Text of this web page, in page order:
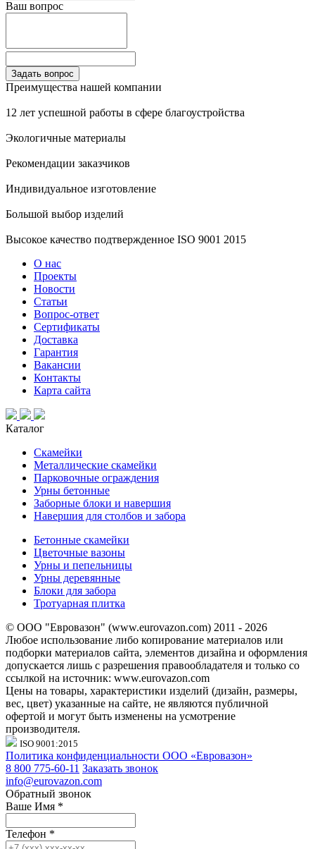
Ваш вопрос
Преимущества нашей компании
12 лет успешной работы в сфере благоустройства
Экологичные материалы
Рекомендации заказчиков
Индивидуальное изготовление
Большой выбор изделий
Высокое качество подтвержденное ISO 9001 2015
О нас
Проекты
Новости
Статьи
Вопрос-ответ
Сертификаты
Доставка
Гарантия
Вакансии
Контакты
Карта сайта
Каталог
Скамейки
Металлические скамейки
Парковочные ограждения
Урны бетонные
Заборные блоки и навершия
Навершия для столбов и забора
Бетонные скамейки
Цветочные вазоны
Урны и пепельницы
Урны деревянные
Блоки для забора
Тротуарная плитка
© ООО "Евровазон" (www.eurovazon.com) 2011 - 2026
Любое использование либо копирование материалов или
подборки материалов сайта, элементов дизайна и оформления
допускается лишь с разрешения правообладателя и только со
ссылкой на источник: www.eurovazon.com
Цены на товары, характеристики изделий (дизайн, размеры,
вес, цвет) указанные на сайте, не являются публичной
офертой и могут быть изменены на усмотрение
производителя.
ISO 9001:2015
Политика конфиденциальности ООО «Евровазон»
8 800 775-60-11 Заказать звонок
info@eurovazon.com
Обратный звонок
Ваше Имя *
Телефон *